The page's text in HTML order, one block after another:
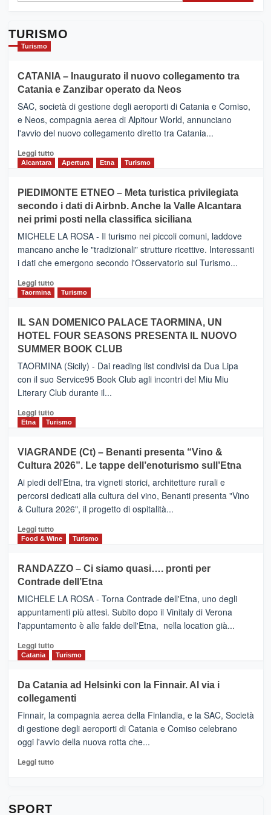
TURISMO
Turismo
CATANIA – Inaugurato il nuovo collegamento tra
Catania e Zanzibar operato da Neos
SAC, società di gestione degli aeroporti di Catania e Comiso,
e Neos, compagnia aerea di Alpitour World, annunciano
l'avvio del nuovo collegamento diretto tra Catania...
Leggi tuttoLeggi
CATANIA
–
Inaugurato
il
nuovo
collegamento
tra
e
Zanzibar
da
Neos
Alcantara Apertura Etna Turismo
PIEDIMONTE ETNEO – Meta turistica privilegiata
secondo i dati di Airbnb. Anche la Valle Alcantara
nei primi posti nella classifica siciliana
MICHELE LA ROSA - Il turismo nei piccoli comuni, laddove
mancano anche le "tradizionali" strutture ricettive. Interessanti
i dati che emergono secondo l'Osservatorio sul Turismo...
Leggi tuttoLeggi
PIEDIMONTE
ETNEO
–
Meta
turistica
privilegiata
secondo
dati
di
Anche
la
Alcantara
nei
primi
nella
classifica
Taormina Turismo
IL SAN DOMENICO PALACE TAORMINA, UN
HOTEL FOUR SEASONS PRESENTA IL NUOVO
SUMMER BOOK CLUB
TAORMINA (Sicily) - Dai reading list condivisi da Dua Lipa
con il suo Service95 Book Club agli incontri del Miu Miu
Literary Club durante il...
Leggi tuttoLeggi
di
IL
SAN
DOMENICO
PALACE
TAORMINA,
UN
HOTEL
FOUR
IL
NUOVO
SUMMER
CLUB
Etna Turismo
VIAGRANDE (Ct) – Benanti presenta “Vino &
Cultura 2026”. Le tappe dell’enoturismo sull’Etna
Ai piedi dell'Etna, tra vigneti storici, architetture rurali e
percorsi dedicati alla cultura del vino, Benanti presenta "Vino
& Cultura 2026", il progetto di ospitalità...
Leggi tuttoLeggi
di
VIAGRANDE
(Ct)
–
Benanti
presenta
“Vino
&
Cultura
tappe
dell’enoturismo
Food & Wine Turismo
RANDAZZO – Ci siamo quasi…. pronti per
Contrade dell’Etna
MICHELE LA ROSA - Torna Contrade dell'Etna, uno degli
appuntamenti più attesi. Subito dopo il Vinitaly di Verona
l'appuntamento è alle falde dell'Etna, nella location già...
Leggi tuttoLeggi
di
RANDAZZO
–
Ci
siamo
quasi….
pronti
per
Catania Turismo
Da Catania ad Helsinki con la Finnair. Al via i
collegamenti
Finnair, la compagnia aerea della Finlandia, e la SAC, Società
di gestione degli aeroporti di Catania e Comiso celebrano
oggi l'avvio della nuova rotta che...
Leggi tuttoLeggi
SPORT